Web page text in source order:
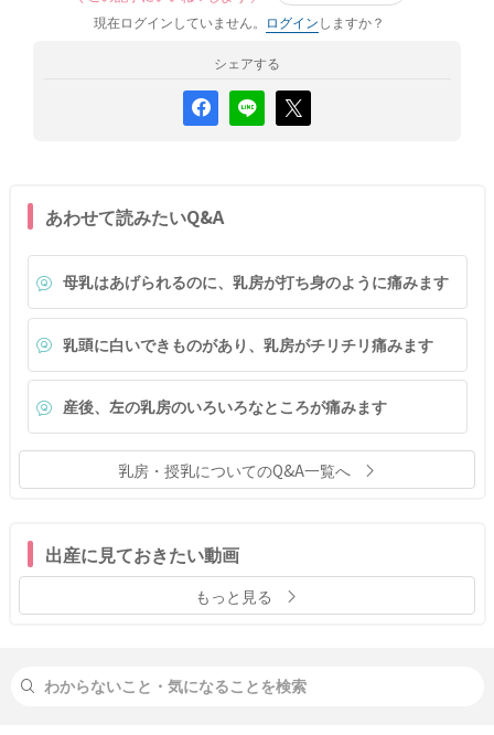
現在ログインしていません。
ログインしますか？
シェアする
あわせて読みたいQ&A
母乳はあげられるのに、乳房が打ち身のように痛みます
乳頭に白いできものがあり、乳房がチリチリ痛みます
産後、左の乳房のいろいろなところが痛みます
乳房・授乳についてのQ&A一覧へ
出産に見ておきたい動画
もっと見る